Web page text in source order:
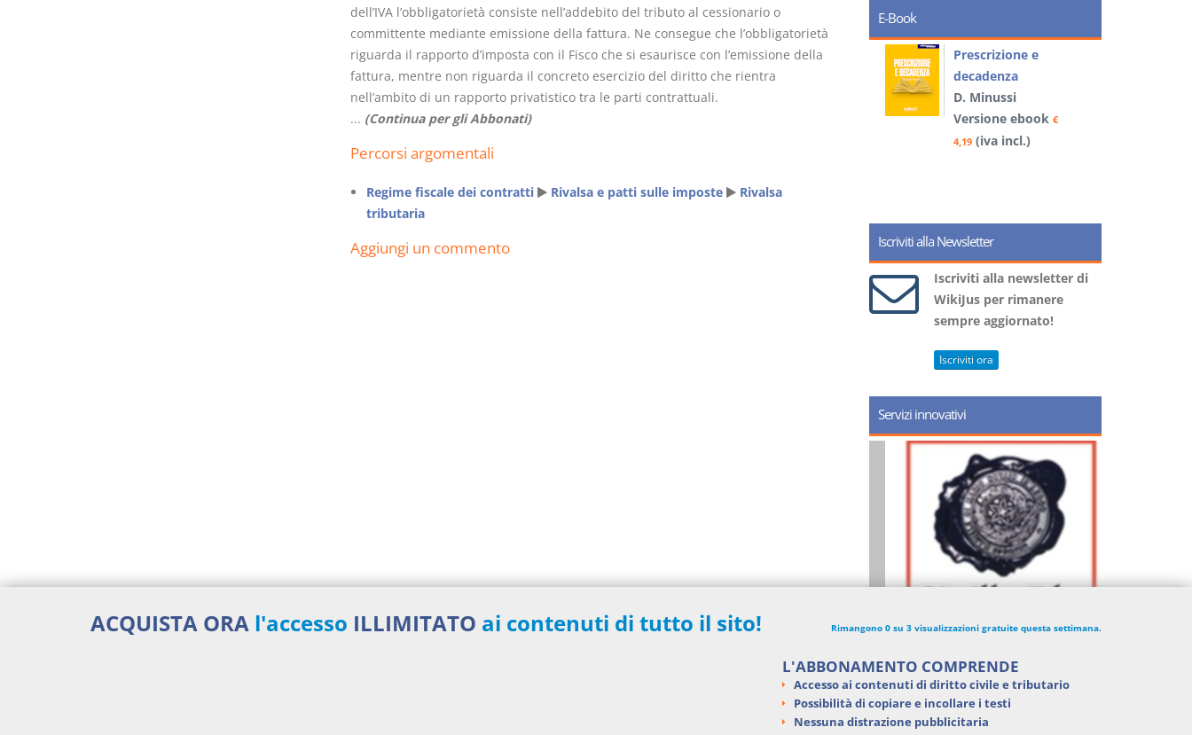
dell’IVA l’obbligatorietà consiste nell’addebito del tributo al cessionario o
committente mediante emissione della fattura. Ne consegue che l’obbligatorietà
riguarda il rapporto d’imposta con il Fisco che si esaurisce con l’emissione della
fattura, mentre non riguarda il concreto esercizio del diritto che rientra
nell’ambito di un rapporto privatistico tra le parti contrattuali.
... (Continua per gli Abbonati)
Percorsi argomentali
Regime fiscale dei contratti Rivalsa e patti sulle imposte
Rivalsa
tributaria
Aggiungi un commento
E-Book
I Vincoli Preliminari
D. Minussi
Versione ebook
Usufrutto Uso e
Abitazione
Prescrizione e
decadenza
D. Minussi
Versione ebook €
4,19 (iva incl.)
Iscriviti alla Newsletter
Iscriviti alla newsletter di
WikiJus per rimanere
sempre aggiornato!
Iscriviti ora
Servizi innovativi
ACQUISTA ORA l'accesso ILLIMITATO ai contenuti di tutto il sito! Rimangono 0 su 3 visualizzazioni gratuite questa settimana.
L'ABBONAMENTO COMPRENDE
Accesso ai contenuti di diritto civile e tributario
Possibilità di copiare e incollare i testi
Nessuna distrazione pubblicitaria